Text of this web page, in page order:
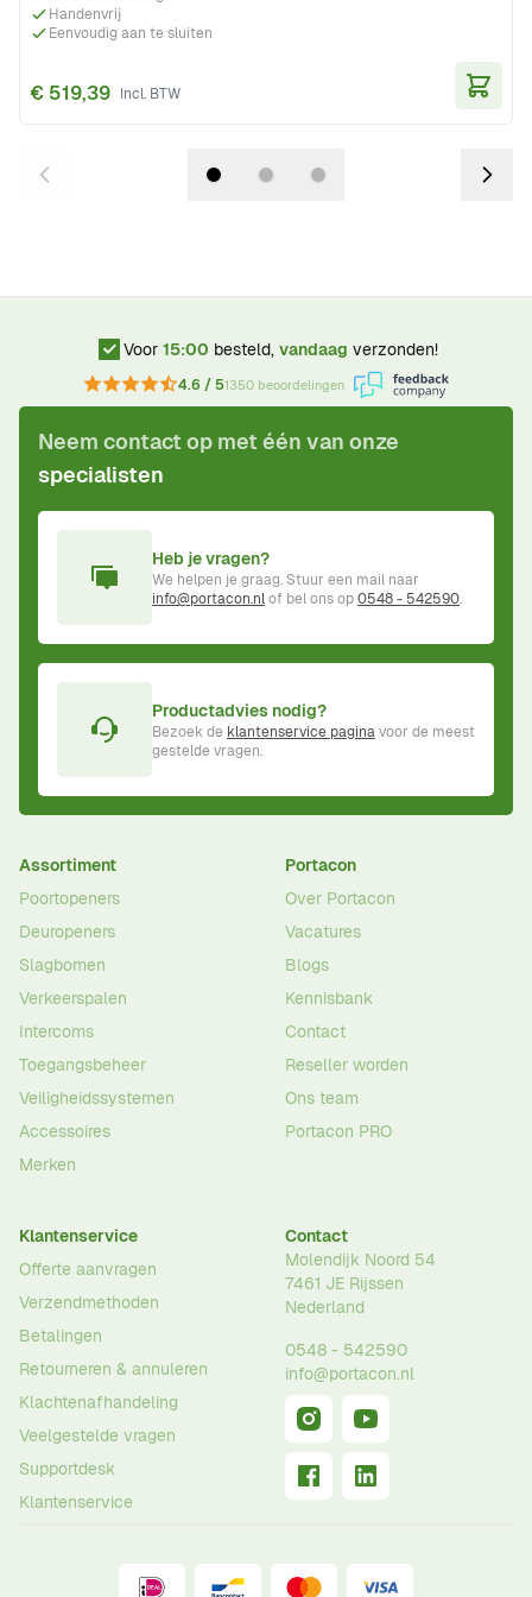
Handenvrij
Eenvoudig aan te sluiten
€ 519,39
Voor 15:00 besteld, vandaag verzonden!
4.6 / 51350 beoordelingen
Neem contact op met één van onze
specialisten
Heb je vragen?
We helpen je graag. Stuur een mail naar
info@portacon.nlof bel ons op0548 - 542590.
Productadvies nodig?
Bezoek de klantenservice paginavoor de meest
gestelde vragen.
Assortiment
Poortopeners
Deuropeners
Slagbomen
Verkeerspalen
Intercoms
Toegangsbeheer
Veiligheidssystemen
Accessoires
Merken
Portacon
Over Portacon
Vacatures
Blogs
Kennisbank
Contact
Reseller worden
Ons team
Portacon PRO
Klantenservice
Offerte aanvragen
Verzendmethoden
Betalingen
Retourneren & annuleren
Klachtenafhandeling
Veelgestelde vragen
Supportdesk
Klantenservice
Contact
Molendijk Noord 54
7461 JE Rijssen
Nederland
0548 - 542590
info@portacon.nl